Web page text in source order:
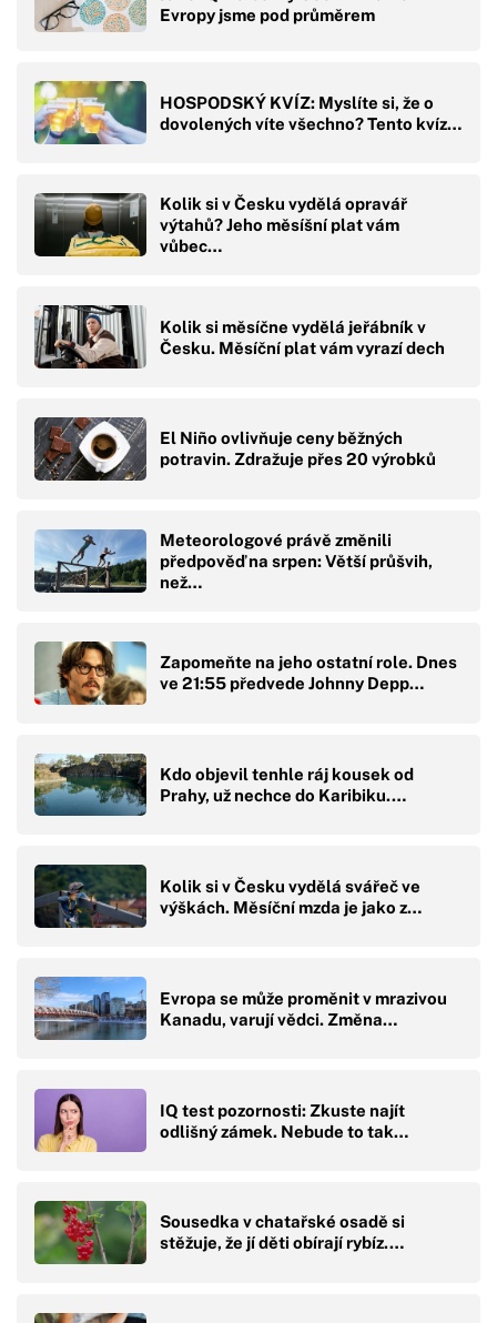
Evropy jsme pod průměrem
HOSPODSKÝ KVÍZ: Myslíte si, že o
dovolených víte všechno? Tento kvíz…
Kolik si v Česku vydělá opravář
výtahů? Jeho měsíšní plat vám
vůbec…
Kolik si měsíčne vydělá jeřábník v
Česku. Měsíční plat vám vyrazí dech
El Niño ovlivňuje ceny běžných
potravin. Zdražuje přes 20 výrobků
Meteorologové právě změnili
předpověď na srpen: Větší průšvih,
než…
Zapomeňte na jeho ostatní role. Dnes
ve 21:55 předvede Johnny Depp…
Kdo objevil tenhle ráj kousek od
Prahy, už nechce do Karibiku.…
Kolik si v Česku vydělá svářeč ve
výškách. Měsíční mzda je jako z…
Evropa se může proměnit v mrazivou
Kanadu, varují vědci. Změna…
IQ test pozornosti: Zkuste najít
odlišný zámek. Nebude to tak…
Sousedka v chatařské osadě si
stěžuje, že jí děti obírají rybíz.…